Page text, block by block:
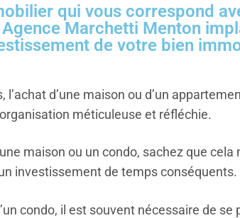
qui vous correspond
Marchetti Menton
de votre bien
d’une maison ou d’un
méticuleuse et réfléchie.
maison ou un condo, sachez que cela
investissement de temps conséquents.
condo, il est souvent nécessaire de